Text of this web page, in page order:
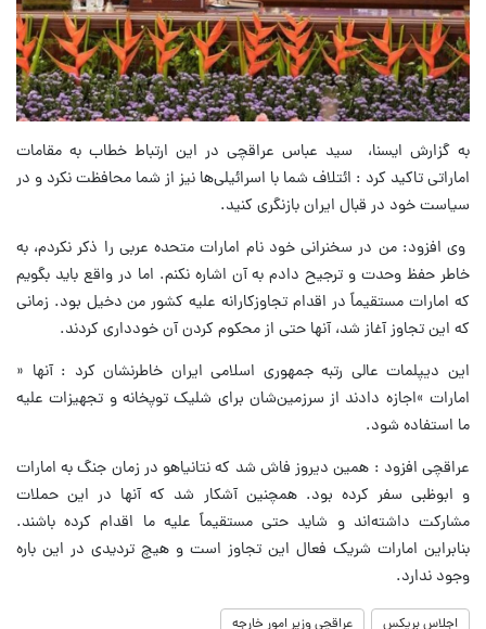
به گزارش ایسنا، سید عباس عراقچی در این ارتباط خطاب به مقامات
اماراتی تاکید کرد : ائتلاف شما با اسرائیلی‌ها نیز از شما محافظت نکرد و در
سیاست خود در قبال ایران بازنگری کنید.
وی افزود: من در سخنرانی‌ خود نام امارات متحده عربی را ذکر نکردم، به
خاطر حفظ وحدت و ترجیح دادم به آن اشاره نکنم. اما در واقع باید بگویم
که امارات مستقیماً در اقدام تجاوزکارانه علیه کشور من دخیل بود. زمانی
که این تجاوز آغاز شد، آنها حتی از محکوم کردن آن خودداری کردند.
این دیپلمات عالی رتبه جمهوری اسلامی ایران خاطرنشان کرد : آنها «
امارات »اجازه دادند از سرزمین‌شان برای شلیک توپخانه و تجهیزات علیه
ما استفاده شود.
عراقچی افزود : همین دیروز فاش شد که نتانیاهو در زمان جنگ به امارات
و ابوظبی سفر کرده بود. همچنین آشکار شد که آنها در این حملات
مشارکت داشته‌اند و شاید حتی مستقیماً علیه ما اقدام کرده باشند.
بنابراین امارات شریک فعال این تجاوز است و هیچ تردیدی در این باره
وجود ندارد.
اجلاس بریکس عراقچی وزیر امور خارجه